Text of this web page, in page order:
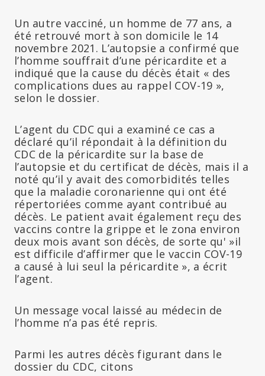
Un autre vacciné, un homme de 77 ans, a
été retrouvé mort à son domicile le 14
novembre 2021. L’autopsie a confirmé que
l’homme souffrait d’une péricardite et a
indiqué que la cause du décès était « des
complications dues au rappel COV-19 »,
selon le dossier.
L’agent du CDC qui a examiné ce cas a
déclaré qu’il répondait à la définition du
CDC de la péricardite sur la base de
l’autopsie et du certificat de décès, mais il a
noté qu’il y avait des comorbidités telles
que la maladie coronarienne qui ont été
répertoriées comme ayant contribué au
décès. Le patient avait également reçu des
vaccins contre la grippe et le zona environ
deux mois avant son décès, de sorte qu' »il
est difficile d’affirmer que le vaccin COV-19
a causé à lui seul la péricardite », a écrit
l’agent.
Un message vocal laissé au médecin de
l’homme n’a pas été repris.
Parmi les autres décès figurant dans le
dossier du CDC, citons